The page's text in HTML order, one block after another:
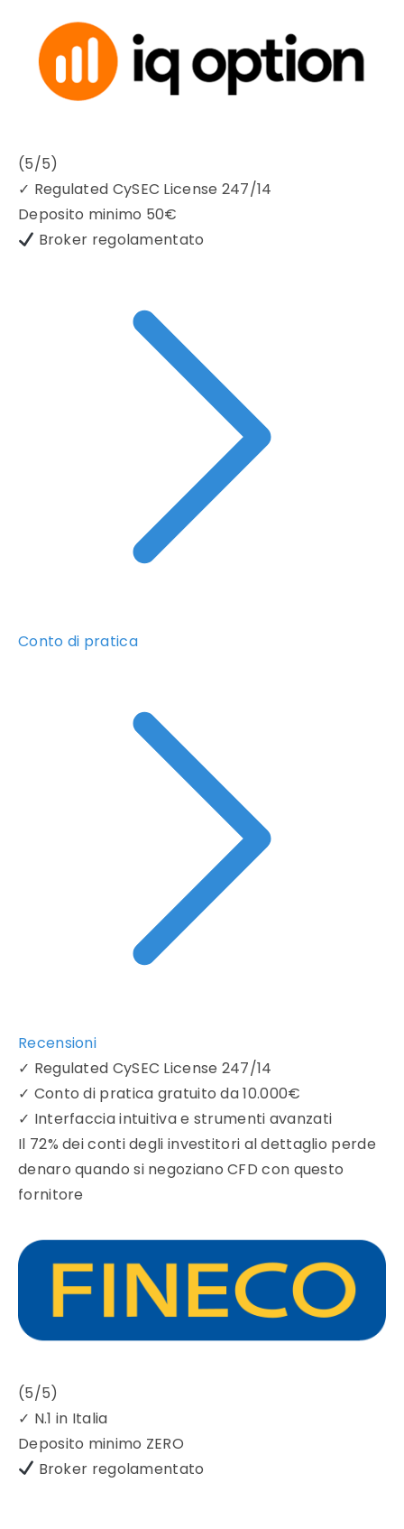
(5/5)
✓ Regulated CySEC License 247/14
Deposito minimo 50€
Broker regolamentato
Conto di pratica
Recensioni
✓ Regulated CySEC License 247/14
✓ Conto di pratica gratuito da 10.000€
✓ Interfaccia intuitiva e strumenti avanzati
Il 72% dei conti degli investitori al dettaglio perde
denaro quando si negoziano CFD con questo
fornitore
(5/5)
✓ N.1 in Italia
Deposito minimo ZERO
Broker regolamentato